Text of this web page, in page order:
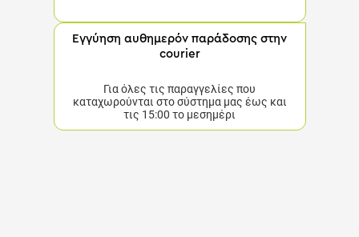
Εγγύηση αυθημερόν παράδοσης στην
courier
Για όλες τις παραγγελίες που
καταχωρούνται στο σύστημα μας έως και
τις 15:00 το μεσημέρι